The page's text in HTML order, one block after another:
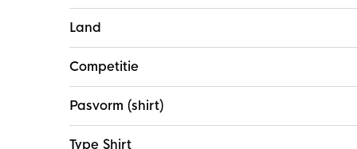
Land
Competitie
Pasvorm (shirt)
Type Shirt